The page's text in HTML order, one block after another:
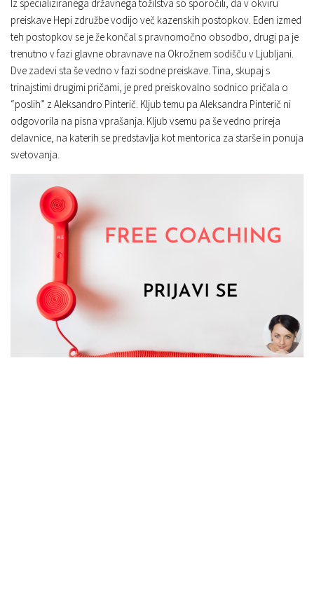
Iz specializiranega državnega tožilstva so sporočili, da v okviru
preiskave Hepi združbe vodijo več kazenskih postopkov. Eden izmed
teh postopkov se je že končal s pravnomočno obsodbo, drugi pa je
trenutno v fazi glavne obravnave na Okrožnem sodišču v Ljubljani.
Dve zadevi sta še vedno v fazi sodne preiskave. Tina, skupaj s
trinajstimi drugimi pričami, je pred preiskovalno sodnico pričala o
“poslih” z Aleksandro Pinterič. Kljub temu pa Aleksandra Pinterič ni
odgovorila na pisna vprašanja. Kljub vsemu pa še vedno prireja
delavnice, na katerih se predstavlja kot mentorica za starše in ponuja
svetovanja.